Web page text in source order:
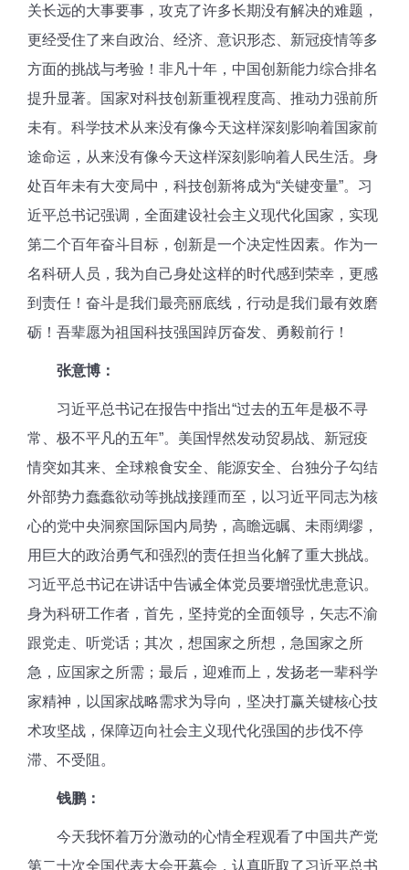
关长远的大事要事，攻克了许多长期没有解决的难题，
更经受住了来自政治、经济、意识形态、新冠疫情等多
方面的挑战与考验！非凡十年，中国创新能力综合排名
提升显著。国家对科技创新重视程度高、推动力强前所
未有。科学技术从来没有像今天这样深刻影响着国家前
途命运，从来没有像今天这样深刻影响着人民生活。身
处百年未有大变局中，科技创新将成为“关键变量”。习
近平总书记强调，全面建设社会主义现代化国家，实现
第二个百年奋斗目标，创新是一个决定性因素。作为一
名科研人员，我为自己身处这样的时代感到荣幸，更感
到责任！奋斗是我们最亮丽底线，行动是我们最有效磨
砺！吾辈愿为祖国科技强国踔厉奋发、勇毅前行！
张意博：
习近平总书记在报告中指出“过去的五年是极不寻
常、极不平凡的五年”。美国悍然发动贸易战、新冠疫
情突如其来、全球粮食安全、能源安全、台独分子勾结
外部势力蠢蠢欲动等挑战接踵而至，以习近平同志为核
心的党中央洞察国际国内局势，高瞻远瞩、未雨绸缪，
用巨大的政治勇气和强烈的责任担当化解了重大挑战。
习近平总书记在讲话中告诫全体党员要增强忧患意识。
身为科研工作者，首先，坚持党的全面领导，矢志不渝
跟党走、听党话；其次，想国家之所想，急国家之所
急，应国家之所需；最后，迎难而上，发扬老一辈科学
家精神，以国家战略需求为导向，坚决打赢关键核心技
术攻坚战，保障迈向社会主义现代化强国的步伐不停
滞、不受阻。
钱鹏：
今天我怀着万分激动的心情全程观看了中国共产党
第二十次全国代表大会开幕会，认真听取了习近平总书